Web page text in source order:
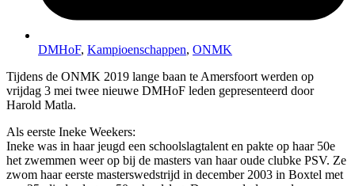
DMHoF, Kampioenschappen, ONMK
Tijdens de ONMK 2019 lange baan te Amersfoort werden op
vrijdag 3 mei twee nieuwe DMHoF leden gepresenteerd door
Harold Matla.
Als eerste Ineke Weekers:
Ineke was in haar jeugd een schoolslagtalent en pakte op haar 50e
het zwemmen weer op bij de masters van haar oude clubke PSV. Ze
zwom haar eerste masterswedstrijd in december 2003 in Boxtel met